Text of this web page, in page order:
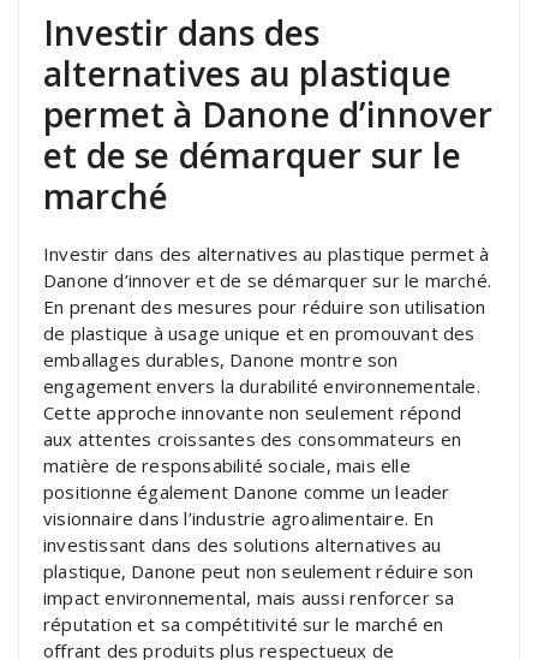
Investir dans des
alternatives au plastique
permet à Danone d’innover
et de se démarquer sur le
marché
Investir dans des alternatives au plastique permet à
Danone d’innover et de se démarquer sur le marché.
En prenant des mesures pour réduire son utilisation
de plastique à usage unique et en promouvant des
emballages durables, Danone montre son
engagement envers la durabilité environnementale.
Cette approche innovante non seulement répond
aux attentes croissantes des consommateurs en
matière de responsabilité sociale, mais elle
positionne également Danone comme un leader
visionnaire dans l’industrie agroalimentaire. En
investissant dans des solutions alternatives au
plastique, Danone peut non seulement réduire son
impact environnemental, mais aussi renforcer sa
réputation et sa compétitivité sur le marché en
offrant des produits plus respectueux de